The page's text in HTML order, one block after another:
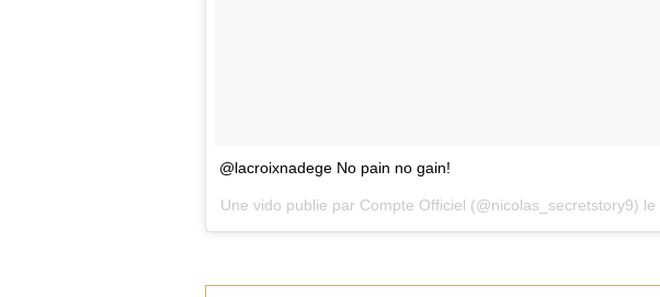
@lacroixnadege No pain no gain!
Une vido publie par Compte Officiel (@nicolas_secretstory9) le